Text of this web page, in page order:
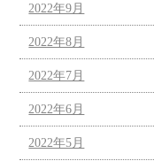
2022年9月
2022年8月
2022年7月
2022年6月
2022年5月